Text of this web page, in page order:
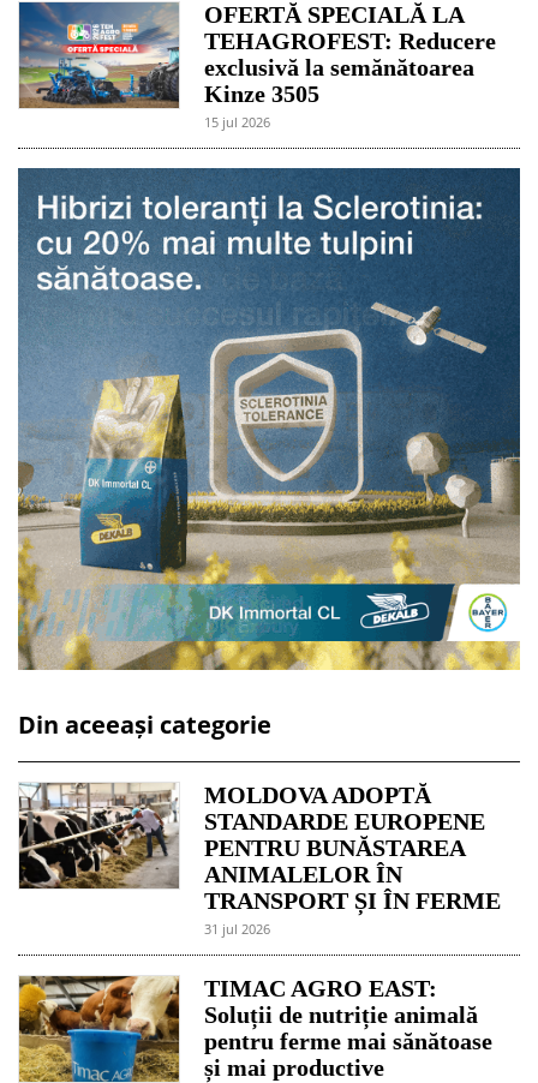
OFERTĂ SPECIALĂ LA
TEHAGROFEST: Reducere
exclusivă la semănătoarea
Kinze 3505
15 jul 2026
Din aceeași categorie
MOLDOVA ADOPTĂ
STANDARDE EUROPENE
PENTRU BUNĂSTAREA
ANIMALELOR ÎN
TRANSPORT ȘI ÎN FERME
31 jul 2026
TIMAC AGRO EAST:
Soluții de nutriție animală
pentru ferme mai sănătoase
și mai productive